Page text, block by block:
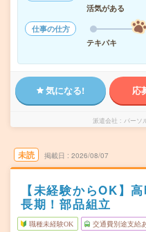
活気がある
仕事の仕方
テキパキ
気になる! 応
派遣会社 パーソ
未読 掲載日 2026/08/07
【未経験からOK】
長期！部品組立
職種未経験OK 交通費別途支給